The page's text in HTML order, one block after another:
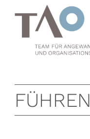
springen
FÜHREN